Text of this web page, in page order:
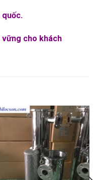
quốc.
vững cho khách